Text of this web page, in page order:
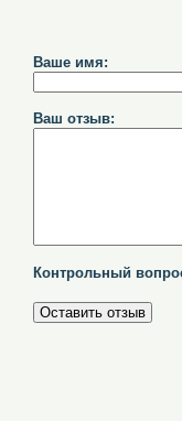
Ваше имя:
Ваш отзыв:
Контрольный